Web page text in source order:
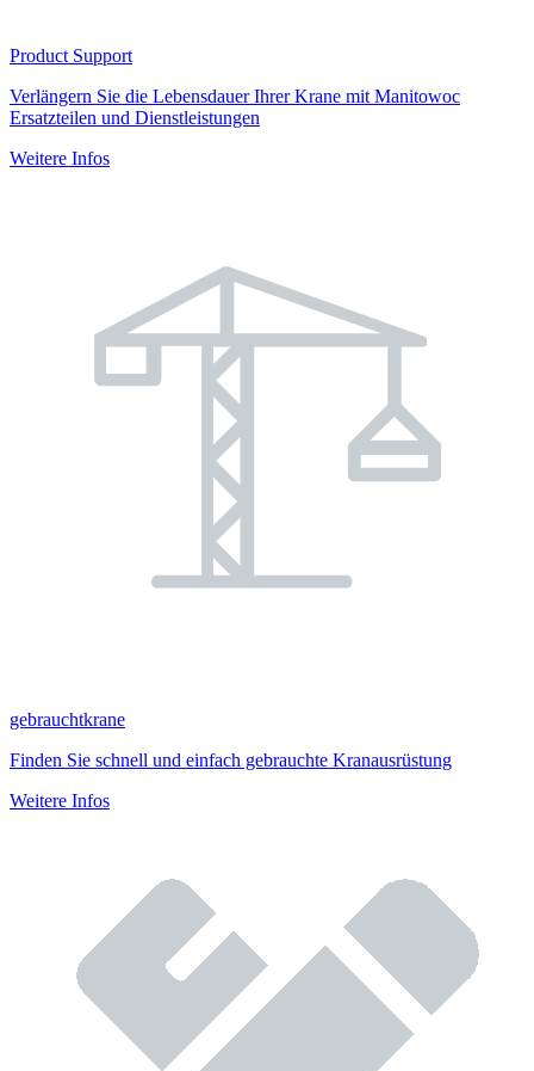
Product Support
Verlängern Sie die Lebensdauer Ihrer Krane mit Manitowoc
Ersatzteilen und Dienstleistungen
Weitere Infos
gebrauchtkrane
Finden Sie schnell und einfach gebrauchte Kranausrüstung
Weitere Infos